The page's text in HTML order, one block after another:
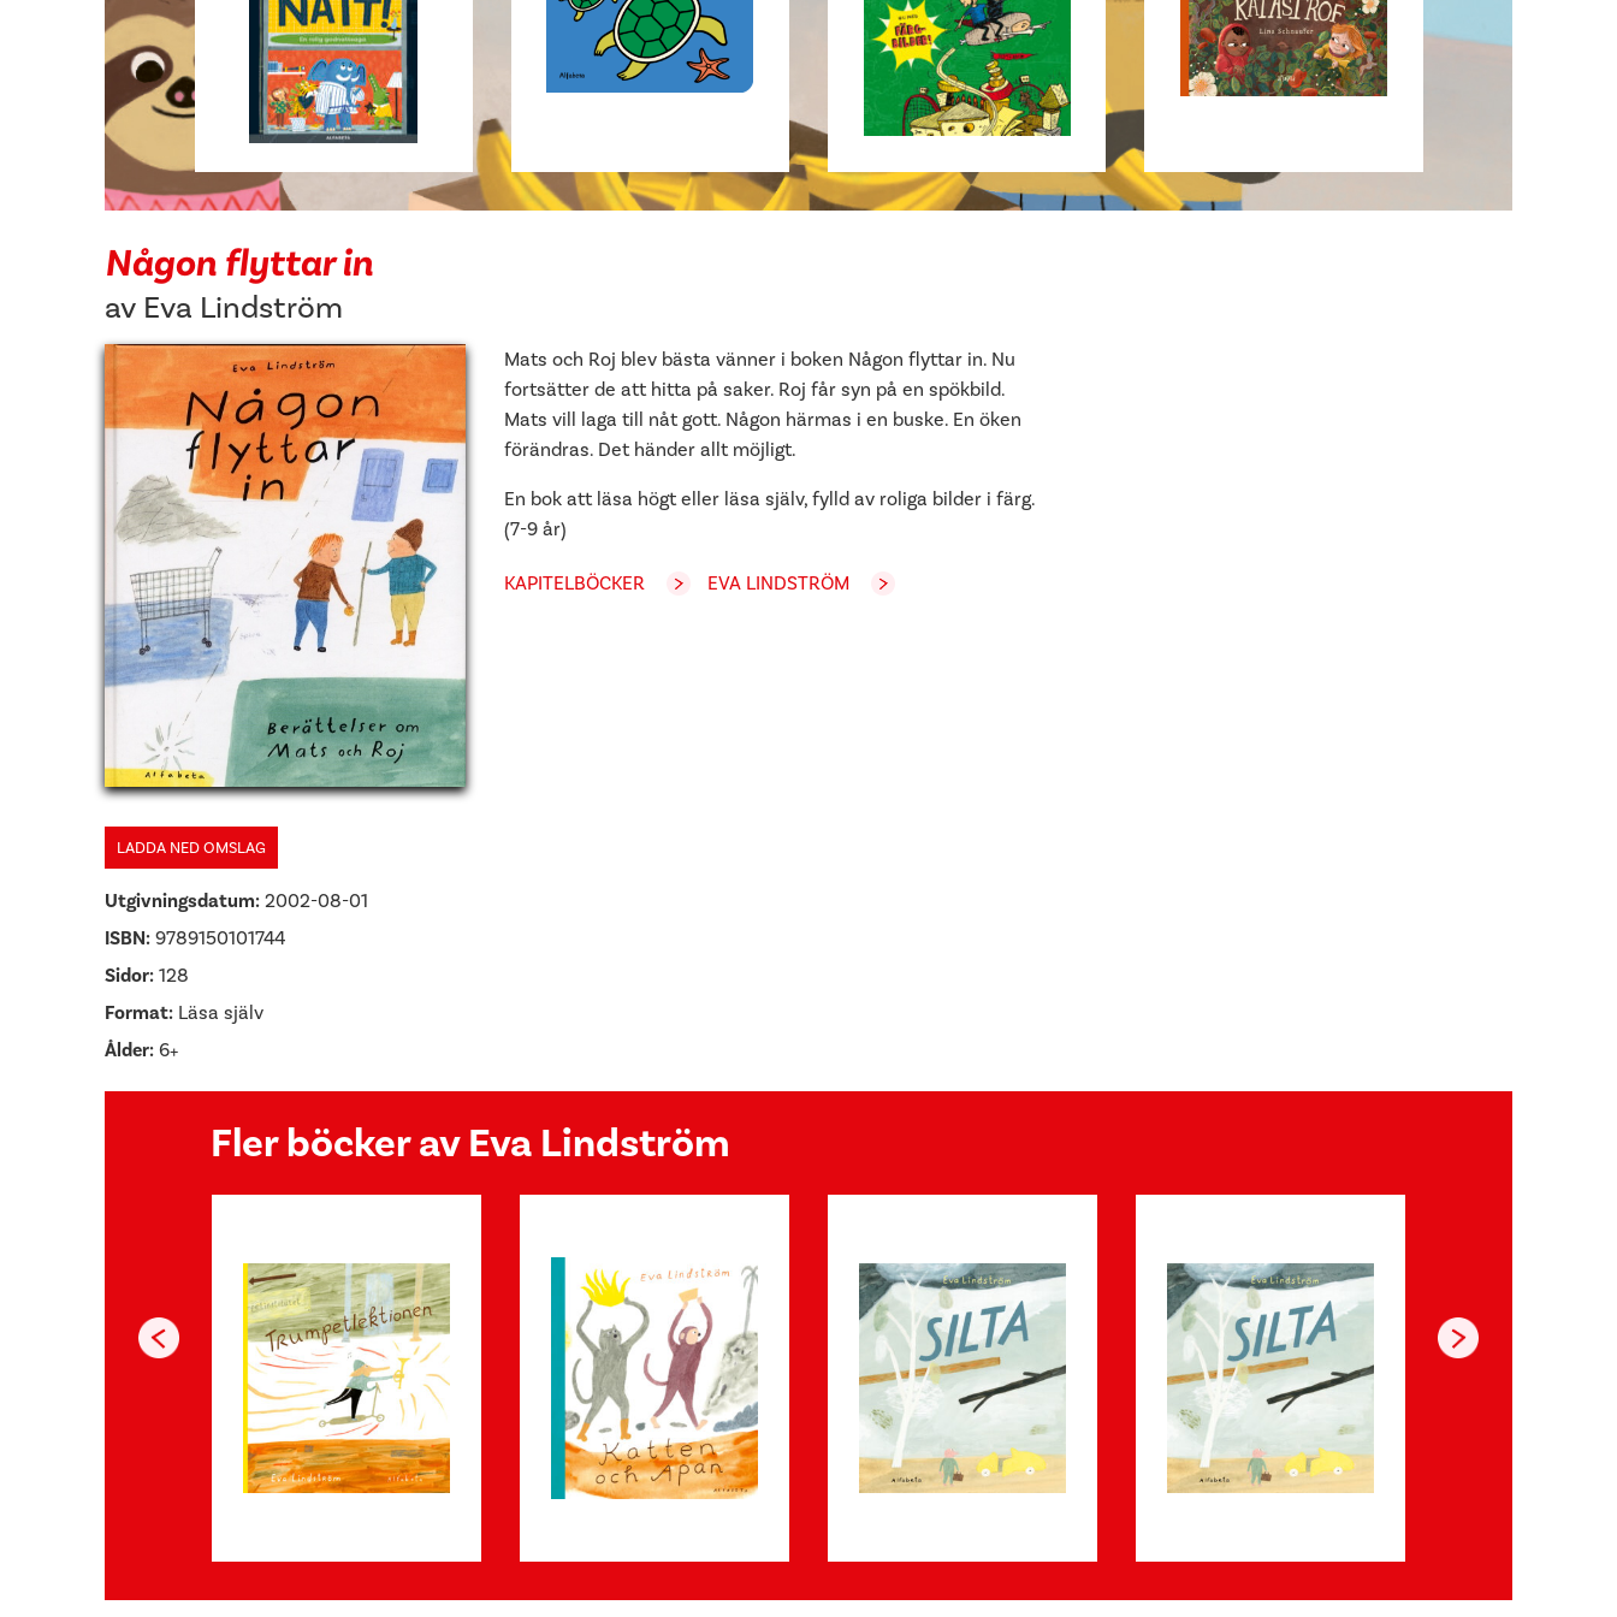
Någon flyttar in
av Eva Lindström
LADDA NED OMSLAG
Utgivningsdatum: 2002-08-01
ISBN: 9789150101744
Sidor: 128
Format: Läsa själv
Ålder: 6+
Mats och Roj blev bästa vänner i boken Någon flyttar in. Nu
fortsätter de att hitta på saker. Roj får syn på en spökbild.
Mats vill laga till nåt gott. Någon härmas i en buske. En öken
förändras. Det händer allt möjligt.
En bok att läsa högt eller läsa själv, fylld av roliga bilder i färg.
(7-9 år)
KAPITELBÖCKER EVA LINDSTRÖM
Fler böcker av Eva Lindström